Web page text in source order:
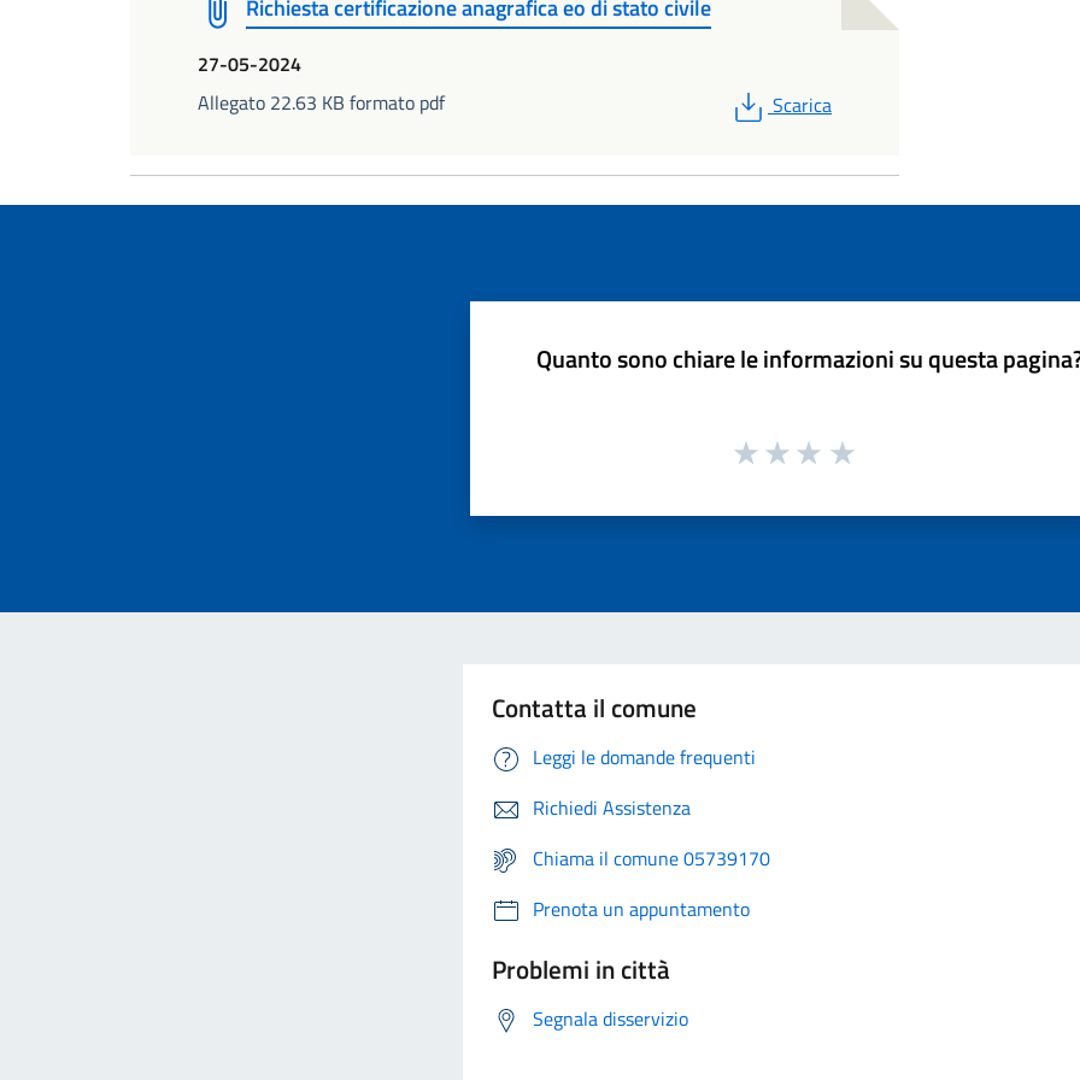
Richiesta certificazione anagrafica eo di stato civile
27-05-2024
Allegato 22.63 KB formato pdf
PDF
Scarica
Quanto sono chiare le informazioni su questa
Contatta il comune
Leggi le domande frequenti
Richiedi Assistenza
Chiama il comune 05739170
Prenota un appuntamento
Problemi in città
Segnala disservizio